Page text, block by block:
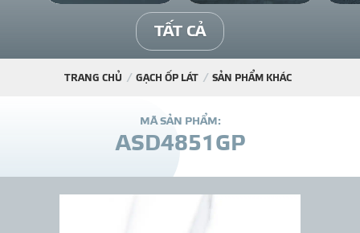
KÊNH PHÂN
THƯ
TẤT CẢ
TRANG CHỦ GẠCH ỐP LÁT SẢN PHẨM KHÁC
MÃ SẢN PHẨM:
ASD4851GP